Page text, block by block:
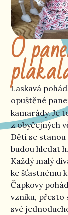
O
Laskavá
opuštěné
kamarády. Je
z obyčejných
Děti se
budou hledat
Každý malý
ke šťastnému
Čapkovy
vzniku, přesto
své